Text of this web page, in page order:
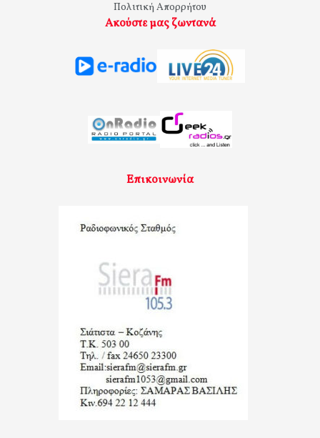
Πολιτική Απορρήτου
Ακούστε μας ζωντανά
Επικοινωνία